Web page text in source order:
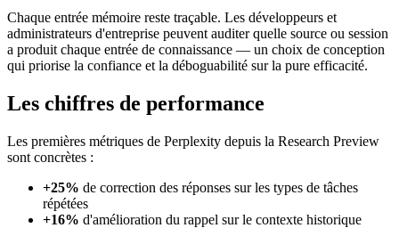
Chaque entrée mémoire reste traçable. Les développeurs et
administrateurs d'entreprise peuvent auditer quelle source ou session
a produit chaque entrée de connaissance — un choix de conception
qui priorise la confiance et la déboguabilité sur la pure efficacité.
Les chiffres de performance
Les premières métriques de Perplexity depuis la Research Preview
sont concrètes :
+25% de correction des réponses sur les types de tâches
répétées
+16% d'amélioration du rappel sur le contexte historique